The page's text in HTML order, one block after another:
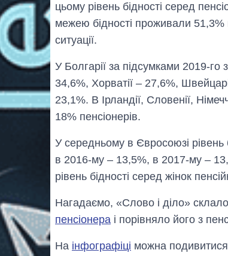
цьому рівень бідності серед
межею бідності проживали 51,3%
ситуації.
У Болгарії за підсумками 2019-го
34,6%, Хорватії – 27,6%,
23,1%. В Ірландії, Словенії,
18% пенсіонерів.
У середньому в Євросоюзі рівень
в 2016-му – 13,5%, в 2017-му –
рівень бідності серед жінок
Нагадаємо, «Слово і діло» склало
пенсіонера і порівняло його з
На інфографіці можна подивитися,